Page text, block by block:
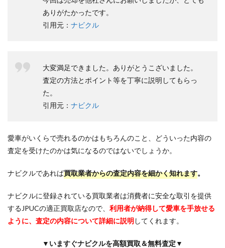
ありがたかったです。
引用元： ナビクル
大変満足できました。ありがとうこざいました。
査定の方法とポイント等を丁寧に説明してもらっ
た。
引用元： ナビクル
愛車がいくらで売れるのかはもちろんのこと、どういった内容の
査定を受けたのかは気になるのではないでしょうか。
ナビクルであれば買取業者からの査定内容を細かく知れます。
ナビクルに登録されている買取業者は消費者に安全な取引を提供
するJPUCの適正買取店なので、 利用者が納得して愛車を手放せる
ように、査定の内容について詳細に説明 してくれます。
▼いますぐナビクルを高額買取＆無料査定▼